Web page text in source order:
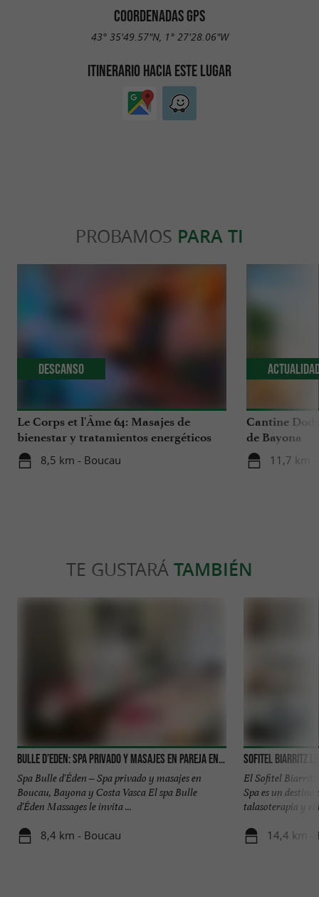
COORDENADAS GPS
43° 35'49.57"N, 1° 27'28.06"W
ITINERARIO HACIA ESTE LUGAR
PROBAMOS PARA TI
Le Corps et l'Âme 64: Masajes de
bienestar y tratamientos energéticos
en el País Vasco
8,5 km - Boucau
Descanso
Cantine
de Bayona
11,7 km
TE GUSTARÁ TAMBIÉN
Bulle d’Eden: spa privado y masajes en pareja en la costa vasca
Spa Bulle d'Éden – Spa privado y masajes en
Boucau, Bayona y Costa Vasca El spa Bulle
d'Éden Massages le invita ...
8,4 km - Boucau
Sofitel Biarritz Le
El Sofitel
Spa es un
talasoterapia y el
14,4 km -